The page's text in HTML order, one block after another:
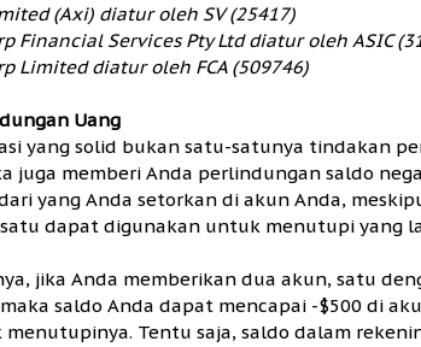
(Axi) diatur oleh SV (25417)
Financial Services Pty Ltd diatur oleh ASIC
Limited diatur oleh FCA (509746)
Uang
yang solid bukan satu-satunya tindakan
juga memberi Anda perlindungan saldo
yang Anda setorkan di akun Anda,
dapat digunakan untuk menutupi yang
jika Anda memberikan dua akun, satu
saldo Anda dapat mencapai -$500 di
Tentu saja, saldo dalam